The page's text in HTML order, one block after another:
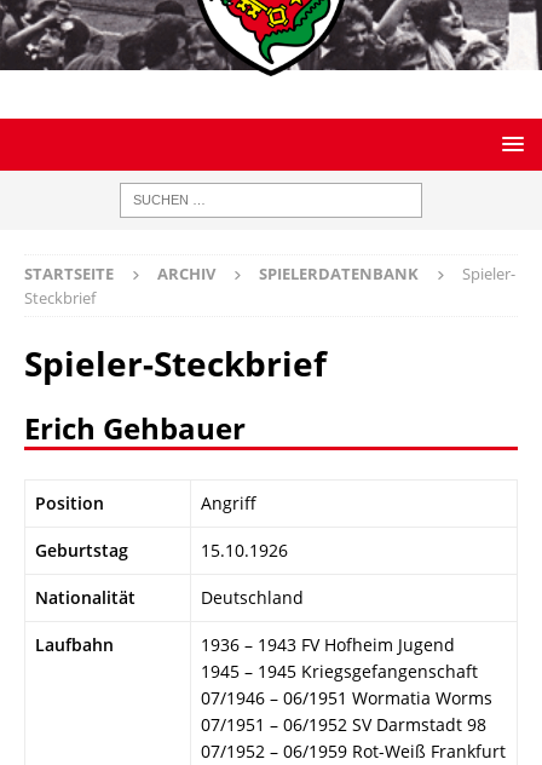
STARTSEITE ARCHIV SPIELERDATENBANK
Spieler-
Steckbrief
Spieler-Steckbrief
Erich Gehbauer
Position Angriff
Geburtstag 15.10.1926
Nationalität Deutschland
Laufbahn
1936 – 1943 FV Hofheim Jugend
1945 – 1945 Kriegsgefangenschaft
07/1946 – 06/1951 Wormatia Worms
07/1951 – 06/1952 SV Darmstadt 98
07/1952 – 06/1959 Rot-Weiß Frankfurt